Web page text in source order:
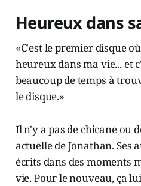
Heureux dans
«C'est le premier disque
heureux dans ma vie... et
beaucoup de temps à
le disque.»
Il n'y a pas de chicane ou
actuelle de Jonathan. Ses
écrits dans des moments
vie. Pour le nouveau, ça